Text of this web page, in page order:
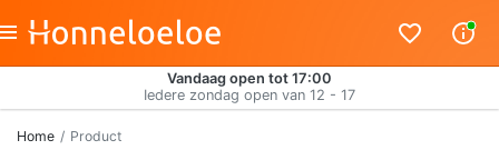
Vandaag open tot 17:00
Iedere zondag open van 12 - 17
Home
Product